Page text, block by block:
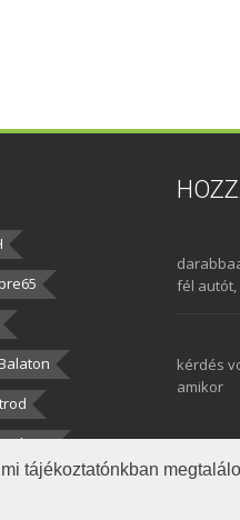
tájékoztatónkban
fél autót,
kérdés
amikor